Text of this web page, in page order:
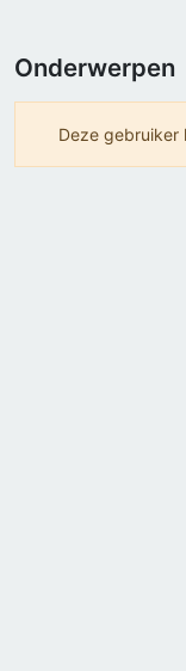
Onderwerpen
Deze gebruiker